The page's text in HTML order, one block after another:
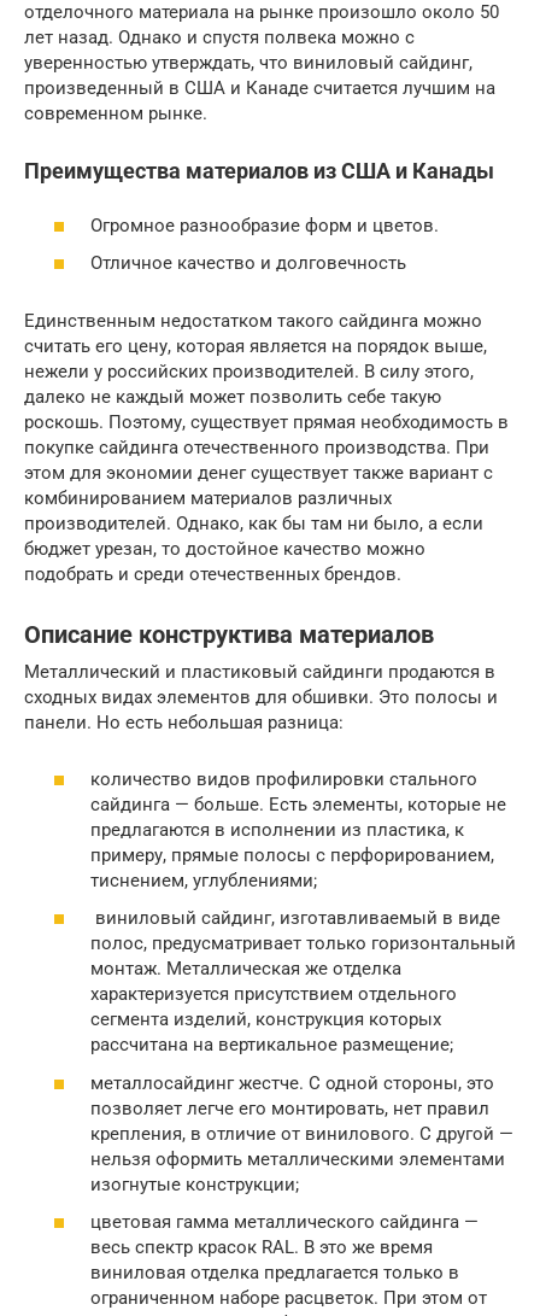
отделочного материала на рынке произошло около 50
лет назад. Однако и спустя полвека можно с
уверенностью утверждать, что виниловый сайдинг,
произведенный в США и Канаде считается лучшим на
современном рынке.
Преимущества материалов из США и Канады
Огромное разнообразие форм и цветов.
Отличное качество и долговечность
Единственным недостатком такого сайдинга можно
считать его цену, которая является на порядок выше,
нежели у российских производителей. В силу этого,
далеко не каждый может позволить себе такую
роскошь. Поэтому, существует прямая необходимость в
покупке сайдинга отечественного производства. При
этом для экономии денег существует также вариант с
комбинированием материалов различных
производителей. Однако, как бы там ни было, а если
бюджет урезан, то достойное качество можно
подобрать и среди отечественных брендов.
Описание конструктива материалов
Металлический и пластиковый сайдинги продаются в
сходных видах элементов для обшивки. Это полосы и
панели. Но есть небольшая разница:
количество видов профилировки стального
сайдинга — больше. Есть элементы, которые не
предлагаются в исполнении из пластика, к
примеру, прямые полосы с перфорированием,
тиснением, углублениями;
виниловый сайдинг, изготавливаемый в виде
полос, предусматривает только горизонтальный
монтаж. Металлическая же отделка
характеризуется присутствием отдельного
сегмента изделий, конструкция которых
рассчитана на вертикальное размещение;
металлосайдинг жестче. С одной стороны, это
позволяет легче его монтировать, нет правил
крепления, в отличие от винилового. С другой —
нельзя оформить металлическими элементами
изогнутые конструкции;
цветовая гамма металлического сайдинга —
весь спектр красок RAL. В это же время
виниловая отделка предлагается только в
ограниченном наборе расцветок. При этом от